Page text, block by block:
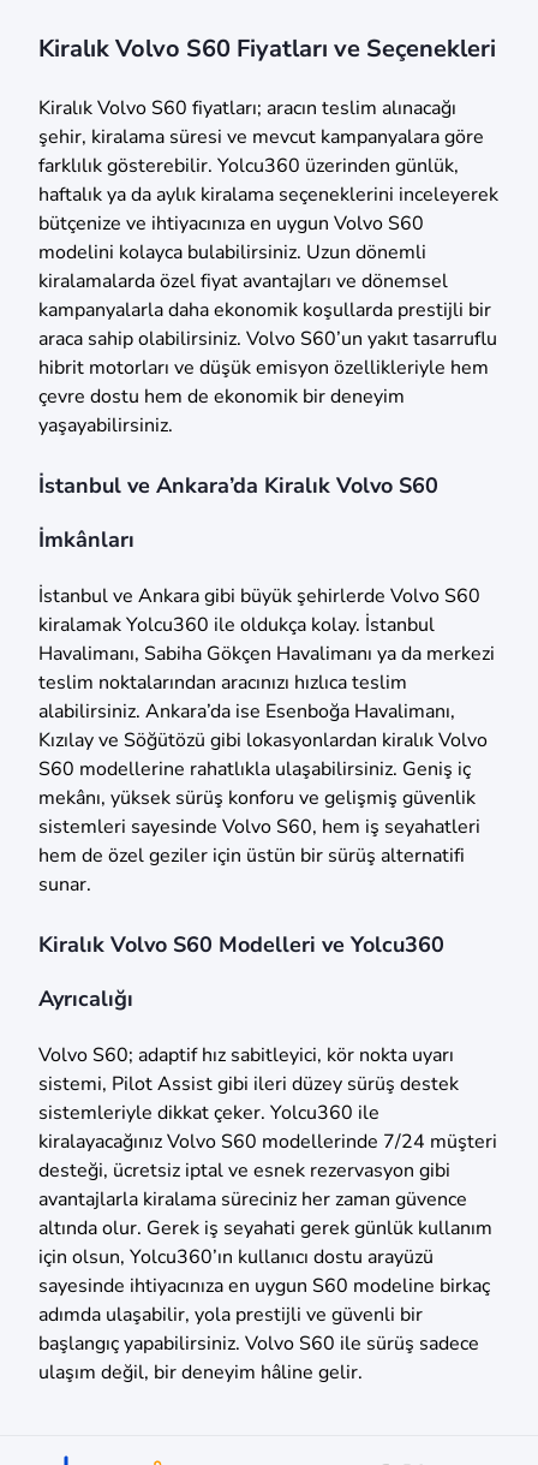
Kiralık Volvo S60 Fiyatları ve Seçenekleri
Kiralık Volvo S60 fiyatları; aracın teslim alınacağı
şehir, kiralama süresi ve mevcut kampanyalara göre
farklılık gösterebilir. Yolcu360 üzerinden günlük,
haftalık ya da aylık kiralama seçeneklerini inceleyerek
bütçenize ve ihtiyacınıza en uygun Volvo S60
modelini kolayca bulabilirsiniz. Uzun dönemli
kiralamalarda özel fiyat avantajları ve dönemsel
kampanyalarla daha ekonomik koşullarda prestijli bir
araca sahip olabilirsiniz. Volvo S60’un yakıt tasarruflu
hibrit motorları ve düşük emisyon özellikleriyle hem
çevre dostu hem de ekonomik bir deneyim
yaşayabilirsiniz.
İstanbul ve Ankara’da Kiralık Volvo S60
İmkânları
İstanbul ve Ankara gibi büyük şehirlerde Volvo S60
kiralamak Yolcu360 ile oldukça kolay. İstanbul
Havalimanı, Sabiha Gökçen Havalimanı ya da merkezi
teslim noktalarından aracınızı hızlıca teslim
alabilirsiniz. Ankara’da ise Esenboğa Havalimanı,
Kızılay ve Söğütözü gibi lokasyonlardan kiralık Volvo
S60 modellerine rahatlıkla ulaşabilirsiniz. Geniş iç
mekânı, yüksek sürüş konforu ve gelişmiş güvenlik
sistemleri sayesinde Volvo S60, hem iş seyahatleri
hem de özel geziler için üstün bir sürüş alternatifi
sunar.
Kiralık Volvo S60 Modelleri ve Yolcu360
Ayrıcalığı
Volvo S60; adaptif hız sabitleyici, kör nokta uyarı
sistemi, Pilot Assist gibi ileri düzey sürüş destek
sistemleriyle dikkat çeker. Yolcu360 ile
kiralayacağınız Volvo S60 modellerinde 7/24 müşteri
desteği, ücretsiz iptal ve esnek rezervasyon gibi
avantajlarla kiralama süreciniz her zaman güvence
altında olur. Gerek iş seyahati gerek günlük kullanım
için olsun, Yolcu360’ın kullanıcı dostu arayüzü
sayesinde ihtiyacınıza en uygun S60 modeline birkaç
adımda ulaşabilir, yola prestijli ve güvenli bir
başlangıç yapabilirsiniz. Volvo S60 ile sürüş sadece
ulaşım değil, bir deneyim hâline gelir.